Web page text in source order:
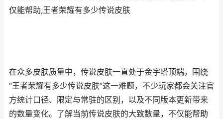
仅能帮助,王者荣耀有多少传说皮肤
在众多皮肤质量中，传说皮肤一直处于金字塔顶端。围绕
“王者荣耀有多少传说皮肤”这一难题，不少玩家都会关注官
方统计口径、限定与常驻的区别，以及不同版本更新带来
的数量变化。了解当前传说皮肤的大致数量，不仅能帮助